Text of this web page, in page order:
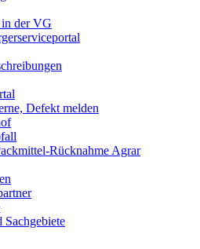
in der VG
Defekt melden
Rücknahme Agrar
Sachgebiete